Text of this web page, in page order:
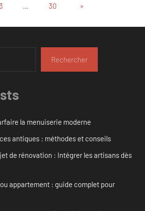
… 30
Articles
»
Rechercher
la menuiserie moderne
antiques : méthodes et conseils
de rénovation : Intégrer les artisans dès
appartement : guide complet pour